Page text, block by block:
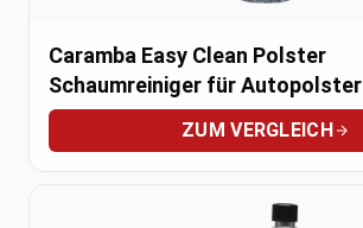
Caramba Easy Clean Polster
Schaumreiniger für Autopolster
ZUM VERGLEICH